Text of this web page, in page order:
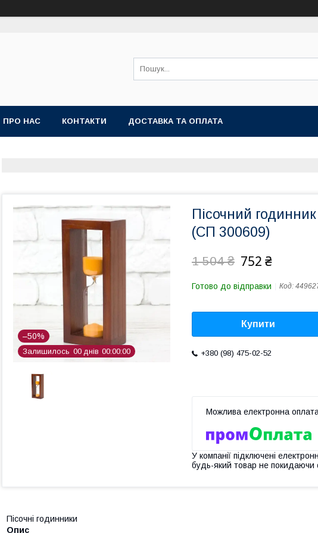
ПРО НАС КОНТАКТИ ДОСТАВКА ТА ОПЛАТА
–50%
Залишилось 00 днів 00 00 00
Пісочний
(СП 300609)
1 504 ₴ 752 ₴
Готово до відправки Код:
Купити
+380 (98) 475-02-52
У компанії підключені
будь-який товар не покидаючи
Пісочні годинники
Опис